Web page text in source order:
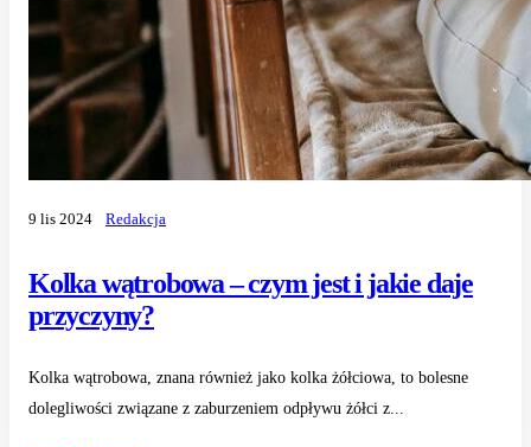
Kolka wątrobowa – czym jest i jakie daje
przyczyny?
9 lis 2024 Redakcja
Kolka wątrobowa, znana również jako kolka żółciowa, to bolesne
dolegliwości związane z zaburzeniem odpływu żółci z...